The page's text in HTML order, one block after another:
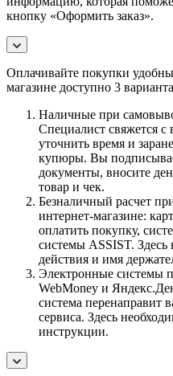
кнопку «Оформить заказ».
Оплачивайте покупки
магазине доступно 3
Наличные при
Специалист свяжется с
уточнить время и
купюры. Вы
документы, вносите
товар и чек.
Безналичный расчет
интернет-магазине:
оплатить покупку,
системы ASSIST.
действия и имя
Электронные системы
WebMoney и
система перенаправит
сервиса. Здесь
инструкции.